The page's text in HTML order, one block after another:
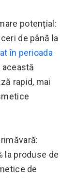
potențial:
de până la
în perioada
această
rapid, mai
la produse de
de